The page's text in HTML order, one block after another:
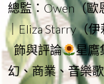
總監：Owen（歐
｜Eliza Starry（
飾與評論
星鷹
幻、商業、音樂